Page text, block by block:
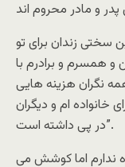
سختی زندان برای تو
همسرم و برادرم با
نگران هزینه هایی
ام و دیگران
در پی داشته است”.
ندارم اما کوشش می